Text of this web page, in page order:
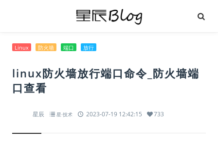
Linux 防火墙 端口 放行
linux防火墙放行端口命令_防火墙端
口查看
星辰 星·技术 2023-07-19 12:42:15 733